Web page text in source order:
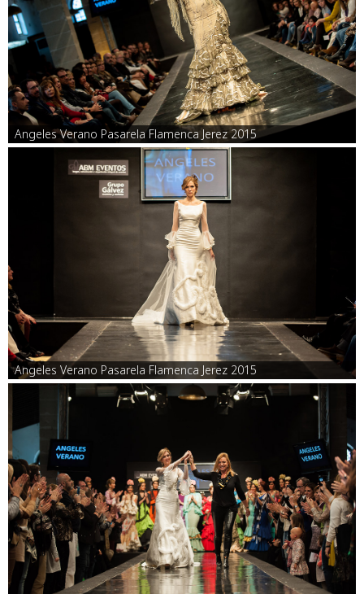
Angeles Verano Pasarela Flamenca Jerez 2015
Angeles Verano Pasarela Flamenca Jerez 2015